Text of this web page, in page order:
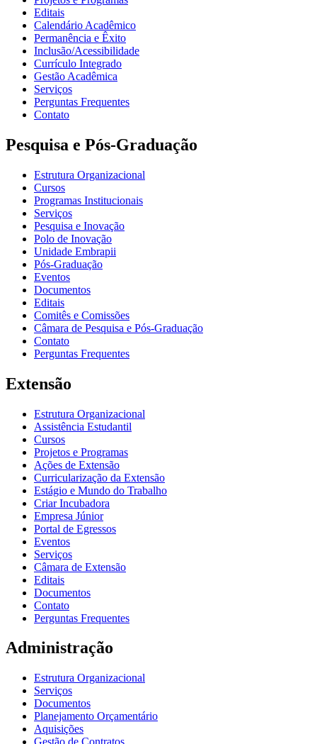
Editais
Calendário Acadêmico
Permanência e Êxito
Inclusão/Acessibilidade
Currículo Integrado
Gestão Acadêmica
Serviços
Perguntas Frequentes
Contato
Pesquisa e Pós-Graduação
Estrutura Organizacional
Cursos
Programas Institucionais
Serviços
Pesquisa e Inovação
Polo de Inovação
Unidade Embrapii
Pós-Graduação
Eventos
Documentos
Editais
Comitês e Comissões
Câmara de Pesquisa e Pós-Graduação
Contato
Perguntas Frequentes
Extensão
Estrutura Organizacional
Assistência Estudantil
Cursos
Projetos e Programas
Ações de Extensão
Curricularização da Extensão
Estágio e Mundo do Trabalho
Criar Incubadora
Empresa Júnior
Portal de Egressos
Eventos
Serviços
Câmara de Extensão
Editais
Documentos
Contato
Perguntas Frequentes
Administração
Estrutura Organizacional
Serviços
Documentos
Planejamento Orçamentário
Aquisições